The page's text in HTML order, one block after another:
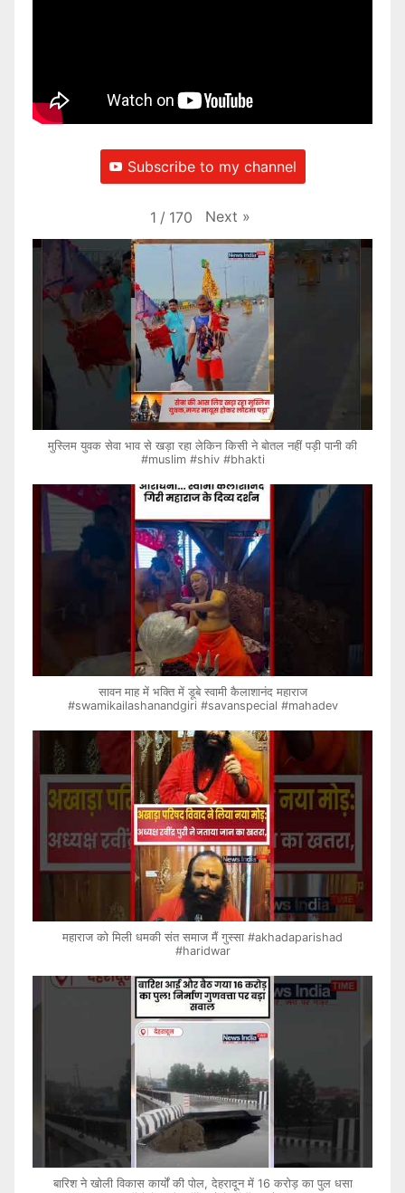
Subscribe to my channel
1 / 170 Next »
मुस्लिम युवक सेवा भाव से खड़ा रहा लेकिन किसी ने बोतल नहीं पड़ी पानी की
#muslim #shiv #bhakti
सावन माह में भक्ति में डूबे स्वामी कैलाशानंद महाराज
#swamikailashanandgiri #savanspecial #mahadev
महाराज को मिली धमकी संत समाज मैं गुस्सा #akhadaparishad
#haridwar
बारिश ने खोली विकास कार्यों की पोल, देहरादून में 16 करोड़ का पुल धसा